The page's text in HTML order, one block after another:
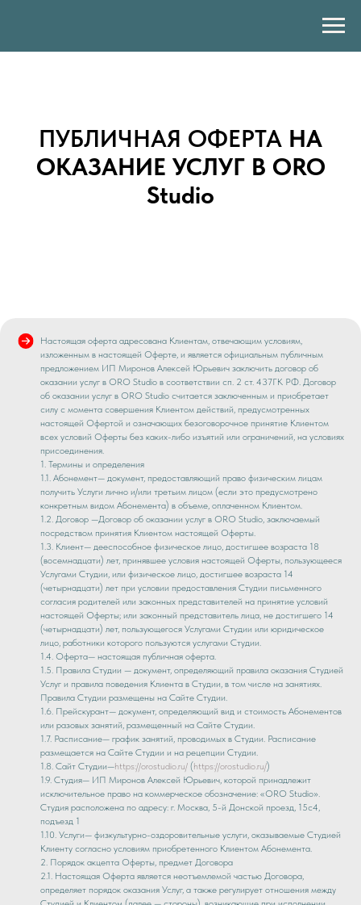
ПУБЛИЧНАЯ ОФЕРТА НА
ОКАЗАНИЕ УСЛУГ В ORO
Studio
Настоящая оферта адресована Клиентам, отвечающим условиям,
изложенным в настоящей Оферте, и является официальным публичным
предложением ИП Миронов Алексей Юрьевич заключить договор об
оказании услуг в ORO Studio в соответствии сп. 2 ст. 437ГК РФ. Договор
об оказании услуг в ORO Studio считается заключенным и приобретает
силу с момента совершения Клиентом действий, предусмотренных
настоящей Офертой и означающих безоговорочное принятие Клиентом
всех условий Оферты без каких-либо изъятий или ограничений, на условиях
присоединения.
1. Термины и определения
1.1. Абонемент— документ, предоставляющий право физическим лицам
получить Услуги лично и/или третьим лицом (если это предусмотрено
конкретным видом Абонемента) в объеме, оплаченном Клиентом.
1.2. Договор —Договор об оказании услуг в ORO Studio, заключаемый
посредством принятия Клиентом настоящей Оферты.
1.3. Клиент— дееспособное физическое лицо, достигшее возраста 18
(восемнадцати) лет, принявшее условия настоящей Оферты, пользующееся
Услугами Студии, или физическое лицо, достигшее возраста 14
(четырнадцати) лет при условии предоставления Студии письменного
согласия родителей или законных представителей на принятие условий
настоящей Оферты; или законный представитель лица, не достигшего 14
(четырнадцати) лет, пользующегося Услугами Студии или юридическое
лицо, работники которого пользуются услугами Студии.
1.4. Оферта— настоящая публичная оферта.
1.5. Правила Студии — документ, определяющий правила оказания Студией
Услуг и правила поведения Клиента в Студии, в том числе на занятиях.
Правила Студии размещены на Сайте Студии.
1.6. Прейскурант— документ, определяющий вид и стоимость Абонементов
или разовых занятий, размещенный на Сайте Студии.
1.7. Расписание— график занятий, проводимых в Студии. Расписание
размещается на Сайте Студии и на рецепции Студии.
1.8. Сайт Студии—https://orostudio.ru/ (https://orostudio.ru/)
1.9. Студия— ИП Миронов Алексей Юрьевич, которой принадлежит
исключительное право на коммерческое обозначение: «ORO Studio».
Студия расположена по адресу: г. Москва, 5-й Донской проезд, 15с4,
подъезд 1
1.10. Услуги— физкультурно-оздоровительные услуги, оказываемые Студией
Клиенту согласно условиям приобретенного Клиентом Абонемента.
2. Порядок акцепта Оферты, предмет Договора
2.1. Настоящая Оферта является неотъемлемой частью Договора,
определяет порядок оказания Услуг, а также регулирует отношения между